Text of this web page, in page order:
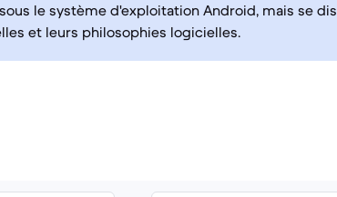
le système d'exploitation Android, mais se
et leurs philosophies logicielles.